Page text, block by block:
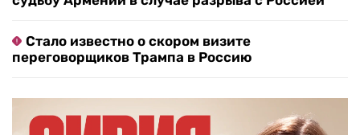
Стало известно о скором визите
переговорщиков Трампа в Россию